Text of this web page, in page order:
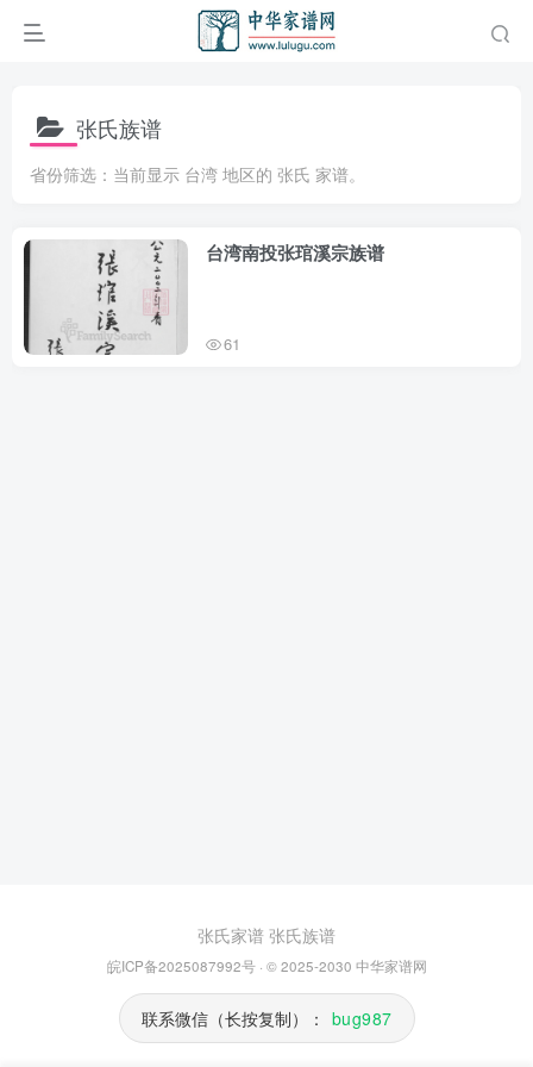
张氏族谱
省份筛选：当前显示 台湾 地区的 张氏 家谱。
台湾南投张琯溪宗族谱
61
张氏家谱 张氏族谱
皖ICP备2025087992号· © 2025-2030 中华家谱网
联系微信（长按复制）： bug987